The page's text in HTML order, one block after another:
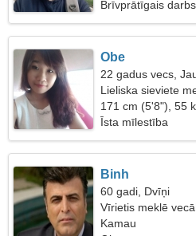
Brīvprātīgais
Obe
22 gadus vecs,
Lieliska sieviete
171 cm (5'8"), 55
Īsta mīlestība
Binh
60 gadi, Dvīņi
Vīrietis meklē
Kamau